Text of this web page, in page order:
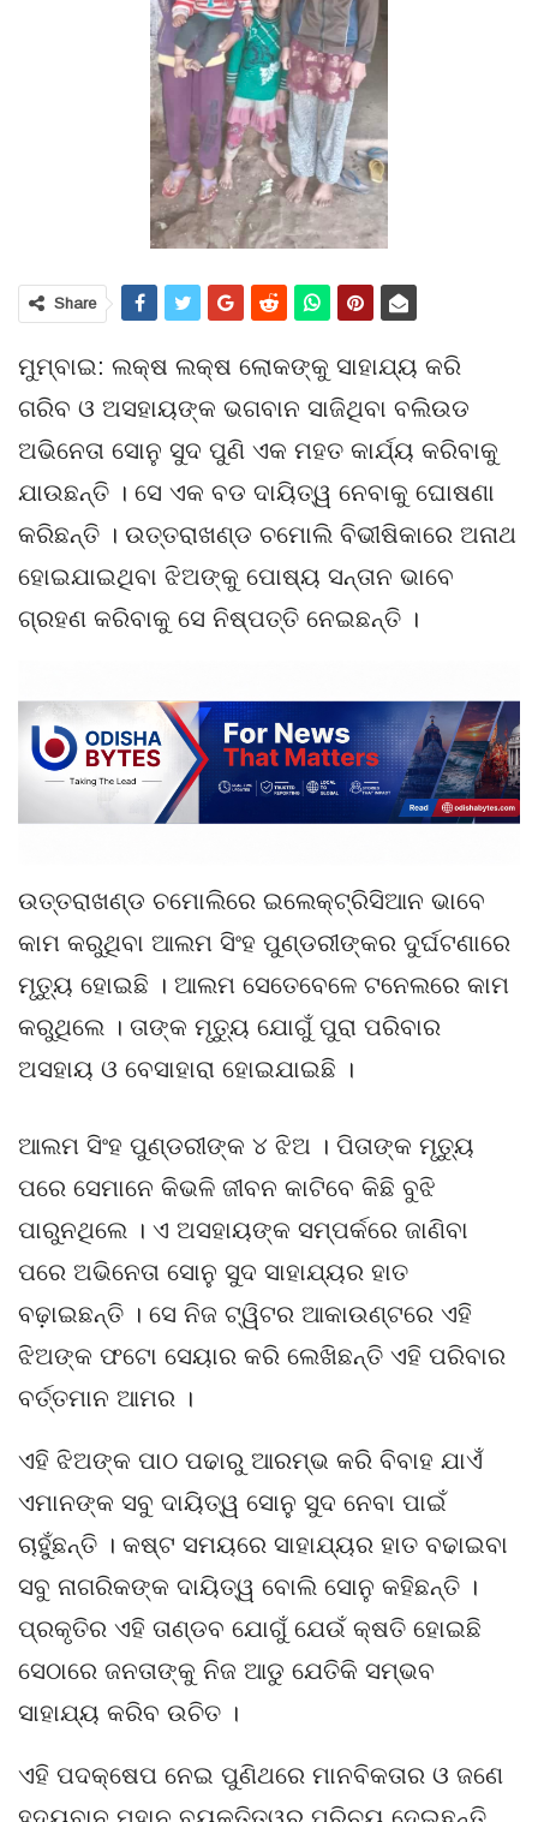
Share
ମୁମ୍ବାଇ: ଲକ୍ଷ ଲକ୍ଷ ଲୋକଙ୍କୁ ସାହାଯ୍ୟ କରି
ଗରିବ ଓ ଅସହାୟଙ୍କ ଭଗବାନ ସାଜିଥିବା ବଲିଉଡ
ଅଭିନେତା ସୋନୁ ସୁଦ ପୁଣି ଏକ ମହତ କାର୍ଯ୍ୟ କରିବାକୁ
ଯାଉଛନ୍ତି । ସେ ଏକ ବଡ ଦାୟିତ୍ୱ ନେବାକୁ ଘୋଷଣା
କରିଛନ୍ତି । ଉତ୍ତରାଖଣ୍ଡ ଚମୋଲି ବିଭୀଷିକାରେ ଅନାଥ
ହୋଇଯାଇଥିବା ଝିଅଙ୍କୁ ପୋଷ୍ୟ ସନ୍ତାନ ଭାବେ
ଗ୍ରହଣ କରିବାକୁ ସେ ନିଷ୍ପତ୍ତି ନେଇଛନ୍ତି ।
ଉତ୍ତରାଖଣ୍ଡ ଚମୋଲିରେ ଇଲେକ୍ଟ୍ରିସିଆନ ଭାବେ
କାମ କରୁଥିବା ଆଲମ ସିଂହ ପୁଣ୍ଡରୀଙ୍କର ଦୁର୍ଘଟଣାରେ
ମୃତ୍ୟୁ ହୋଇଛି । ଆଲମ ସେତେବେଳେ ଟନେଲରେ କାମ
କରୁଥିଲେ । ତାଙ୍କ ମୃତ୍ୟୁ ଯୋଗୁଁ ପୁରା ପରିବାର
ଅସହାୟ ଓ ବେସାହାରା ହୋଇଯାଇଛି ।
ଆଲମ ସିଂହ ପୁଣ୍ଡରୀଙ୍କ ୪ ଝିଅ । ପିତାଙ୍କ ମୃତ୍ୟୁ
ପରେ ସେମାନେ କିଭଳି ଜୀବନ କାଟିବେ କିଛି ବୁଝି
ପାରୁନଥିଲେ । ଏ ଅସହାୟଙ୍କ ସମ୍ପର୍କରେ ଜାଣିବା
ପରେ ଅଭିନେତା ସୋନୁ ସୁଦ ସାହାଯ୍ୟର ହାତ
ବଢ଼ାଇଛନ୍ତି । ସେ ନିଜ ଟ୍ୱିଟର ଆକାଉଣ୍ଟରେ ଏହି
ଝିଅଙ୍କ ଫଟୋ ସେୟାର କରି ଲେଖିଛନ୍ତି ଏହି ପରିବାର
ବର୍ତ୍ତମାନ ଆମର ।
ଏହି ଝିଅଙ୍କ ପାଠ ପଢାରୁ ଆରମ୍ଭ କରି ବିବାହ ଯାଏଁ
ଏମାନଙ୍କ ସବୁ ଦାୟିତ୍ୱ ସୋନୁ ସୁଦ ନେବା ପାଇଁ
ଚାହୁଁଛନ୍ତି । କଷ୍ଟ ସମୟରେ ସାହାଯ୍ୟର ହାତ ବଢାଇବା
ସବୁ ନାଗରିକଙ୍କ ଦାୟିତ୍ୱ ବୋଲି ସୋନୁ କହିଛନ୍ତି ।
ପ୍ରକୃତିର ଏହି ତାଣ୍ଡବ ଯୋଗୁଁ ଯେଉଁ କ୍ଷତି ହୋଇଛି
ସେଠାରେ ଜନତାଙ୍କୁ ନିଜ ଆଡୁ ଯେତିକି ସମ୍ଭବ
ସାହାଯ୍ୟ କରିବ ଉଚିତ ।
ଏହି ପଦକ୍ଷେପ ନେଇ ପୁଣିଥରେ ମାନବିକତାର ଓ ଜଣେ